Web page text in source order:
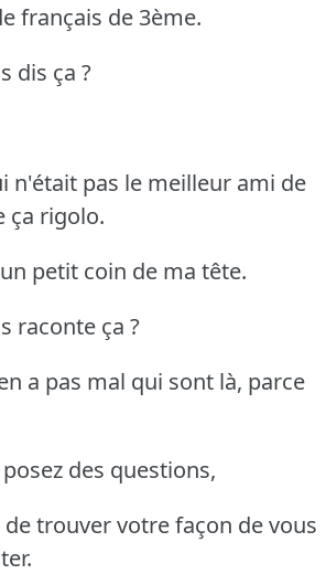
français de 3ème.
dis ça ?
n'était pas le meilleur ami de
ça rigolo.
petit coin de ma tête.
raconte ça ?
a pas mal qui sont là, parce
des questions,
de trouver votre façon de vous